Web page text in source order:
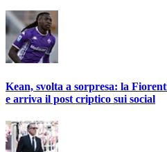
Kean, svolta a sorpresa: la
e arriva il post criptico sui social